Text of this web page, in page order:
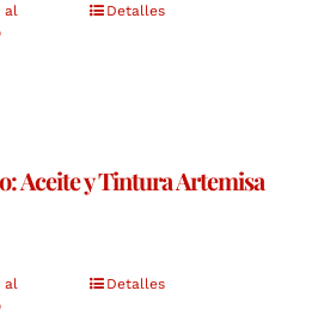
al
Detalles
Aceite y Tintura Artemisa
al
Detalles